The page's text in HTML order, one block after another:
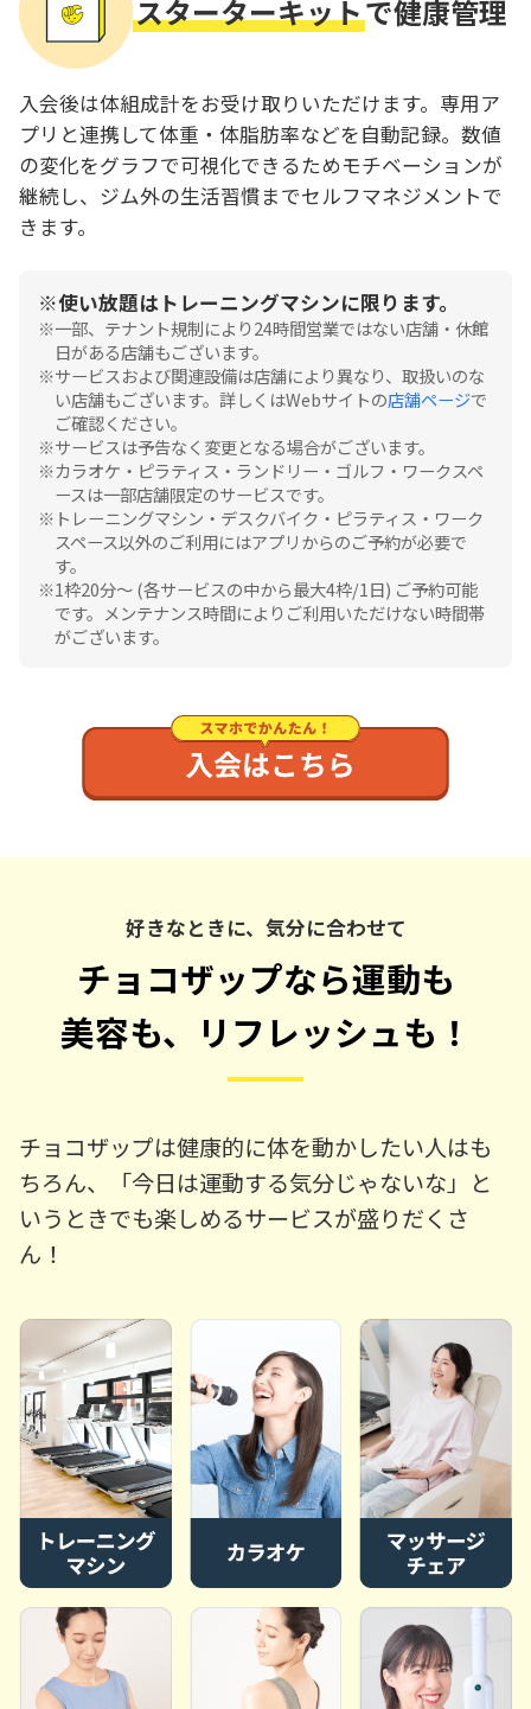
スターターキットで健康管理
入会後は体組成計をお受け取りいただけます。専用ア
プリと連携して体重・体脂肪率などを自動記録。数値
の変化をグラフで可視化できるためモチベーションが
継続し、ジム外の生活習慣までセルフマネジメントで
きます。
使い放題はトレーニングマシンに限ります。
一部、テナント規制により24時間営業ではない店舗・休館
日がある店舗もございます。
サービスおよび関連設備は店舗により異なり、取扱いのな
い店舗もございます。詳しくはWebサイトの店舗ページで
ご確認ください。
サービスは予告なく変更となる場合がございます。
カラオケ・ピラティス・ランドリー・ゴルフ・ワークスペ
ースは一部店舗限定のサービスです。
トレーニングマシン・デスクバイク・ピラティス・ワーク
スペース以外のご利用にはアプリからのご予約が必要で
す。
1枠20分〜 (各サービスの中から最大4枠/1日) ご予約可能
です。メンテナンス時間によりご利用いただけない時間帯
がございます。
好きなときに、気分に合わせて
チョコザップなら運動も
美容も、リフレッシュも！
チョコザップは健康的に体を動かしたい人はも
ちろん、「今日は運動する気分じゃないな」と
いうときでも楽しめるサービスが盛りだくさ
ん！